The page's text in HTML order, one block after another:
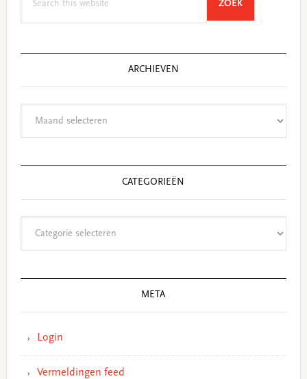
ZOEKSEARCH
ARCHIEVEN
CATEGORIEËN
META
Login
Vermeldingen feed